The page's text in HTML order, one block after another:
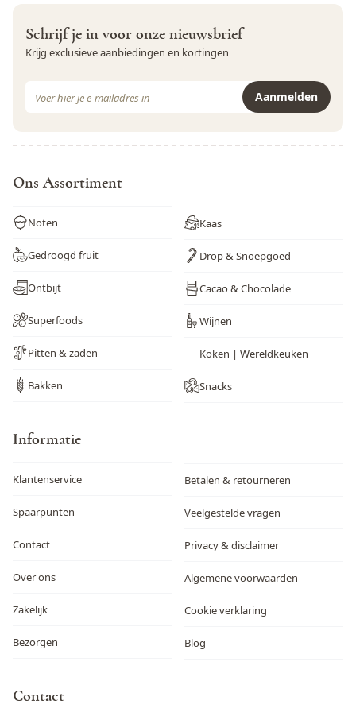
Schrijf je in voor onze nieuwsbrief
Krijg exclusieve aanbiedingen en kortingen
Aanmelden
Ons Assortiment
Noten
Gedroogd fruit
Ontbijt
Superfoods
Pitten & zaden
Bakken
Kaas
Drop & Snoepgoed
Cacao & Chocolade
Wijnen
Koken | Wereldkeuken
Snacks
Informatie
Klantenservice
Spaarpunten
Contact
Over ons
Zakelijk
Bezorgen
Betalen & retourneren
Veelgestelde vragen
Privacy & disclaimer
Algemene voorwaarden
Cookie verklaring
Blog
Contact